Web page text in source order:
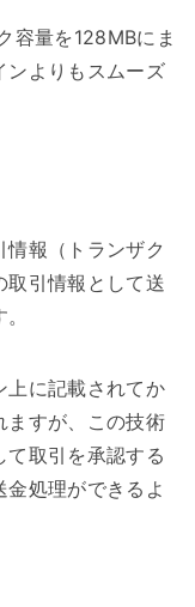
容量を128MBにま
ンよりもスムーズ
報（トランザク
取引情報として送
上に記載されてか
ますが、この技術
て取引を承認する
処理ができるよ